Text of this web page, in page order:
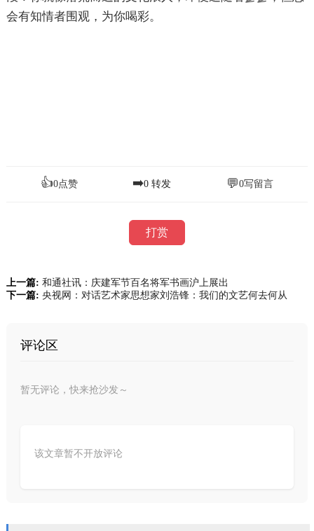
会有知情者围观，为你喝彩。
👍0点赞 ➡️0 转发 💬0写留言
打赏
上一篇: 和通社讯：庆建军节百名将军书画沪上展出
下一篇: 央视网：对话艺术家思想家刘浩锋：我们的文艺何去何从
评论区
暂无评论，快来抢沙发～
该文章暂不开放评论